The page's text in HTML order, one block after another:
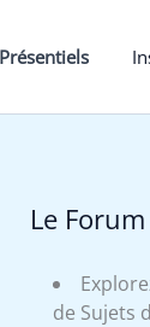
Présentiels
Le Forum
de Sujets